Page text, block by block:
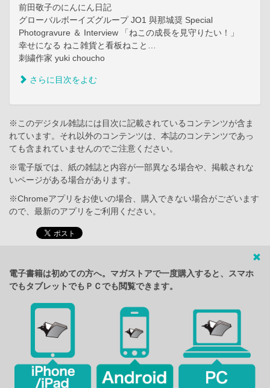
前田敬子のにんにん日記
グローバルボーイズグループ JO1 與那城奨 Special
Photogravure ＆ Interview 「ねこの成長を見守りたい！」
幸せになる ねこ雑貨と看板ねこと…
刺繍作家 yuki choucho
さらに目次をよむ
※このデジタル雑誌には目次に記載されているコンテンツが含ま
れています。それ以外のコンテンツは、本誌のコンテンツであっ
ても含まれていませんのでご注意ください。
※電子版では、紙の雑誌と内容が一部異なる場合や、掲載されな
いページがある場合があります。
※Chromeアプリをお使いの場合、購入できない場合がございます
ので、最新のアプリをご利用ください。
電子書籍は初めての方へ。マガストアで一度購入すると、スマホ
でもタブレットでもＰＣでも閲覧できます。